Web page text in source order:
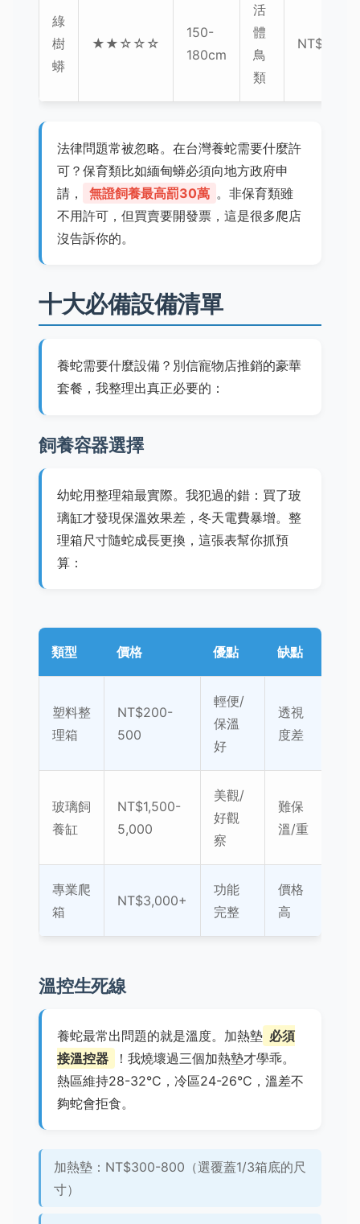
綠
樹
蟒
★★☆☆☆
150-
180cm
活
體
鳥
類
法律問題常被忽略。在台灣養蛇需要什麼許
可？保育類比如緬甸蟒必須向地方政府申
請，
無證飼養最高罰30萬 。非保育類雖
不用許可，但買賣要開發票，這是很多爬店
沒告訴你的。
十大必備設備清單
養蛇需要什麼設備？別信寵物店推銷的豪華
套餐，我整理出真正必要的：
飼養容器選擇
幼蛇用整理箱最實際。我犯過的錯：買了玻
璃缸才發現保溫效果差，冬天電費暴增。整
理箱尺寸隨蛇成長更換，這張表幫你抓預
算：
類型 價格 優點 缺點
塑料整
理箱
NT$200-
500
輕便/
保溫
好
透視
度差
玻璃飼
養缸
NT$1,500-
5,000
美觀/
好觀
察
難保
溫/重
專業爬
箱
NT$3,000+
功能
完整
價格
高
溫控生死線
養蛇最常出問題的就是溫度。加熱墊 必須
接溫控器
！我燒壞過三個加熱墊才學乖。
熱區維持28-32°C，冷區24-26°C，溫差不
夠蛇會拒食。
加熱墊：NT$300-800（選覆蓋1/3箱底的尺
寸）